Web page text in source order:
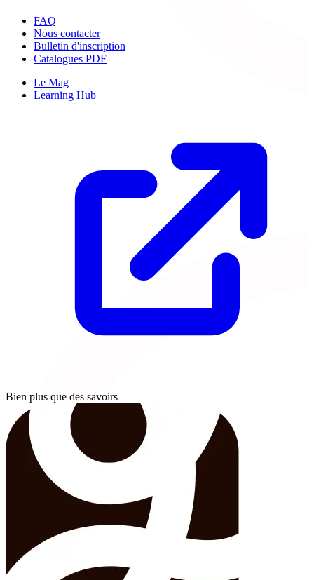
FAQ
Nous contacter
Bulletin d'inscription
Catalogues PDF
Le Mag
Learning Hub
Bien plus que des savoirs